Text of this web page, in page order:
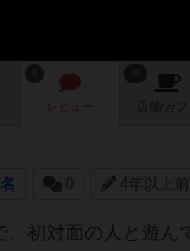
レビュー 店舗/ カフ
0 4年以上前
、初対面の人と遊